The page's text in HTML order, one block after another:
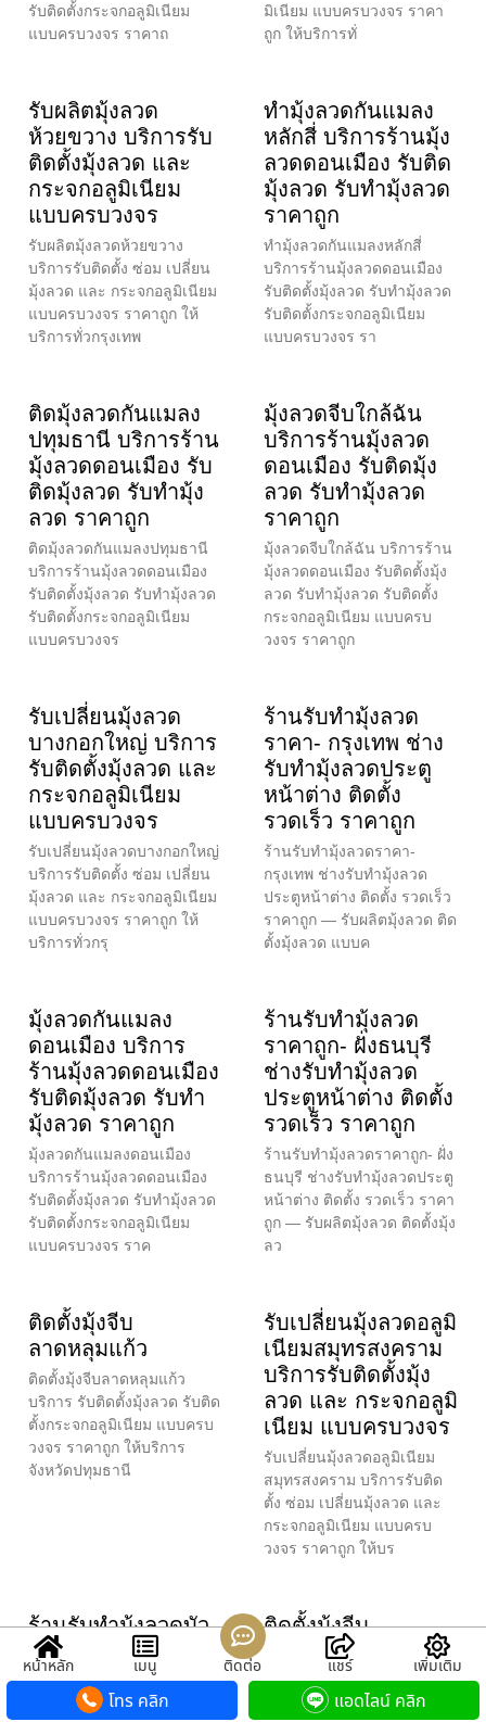
รับติดตั้งกระจกอลูมิเนียม
แบบครบวงจร ราคาถ
มิเนียม แบบครบวงจร ราคา
ถูก ให้บริการทั่
รับผลิตมุ้งลวด
ห้วยขวาง บริการรับ
ติดตั้งมุ้งลวด และ
กระจกอลูมิเนียม
แบบครบวงจร
รับผลิตมุ้งลวดห้วยขวาง
บริการรับติดตั้ง ซ่อม เปลี่ยน
มุ้งลวด และ กระจกอลูมิเนียม
แบบครบวงจร ราคาถูก ให้
บริการทั่วกรุงเทพ
ทำมุ้งลวดกันแมลง
หลักสี่ บริการร้านมุ้ง
ลวดดอนเมือง รับติด
มุ้งลวด รับทำมุ้งลวด
ราคาถูก
ทำมุ้งลวดกันแมลงหลักสี่
บริการร้านมุ้งลวดดอนเมือง
รับติดตั้งมุ้งลวด รับทำมุ้งลวด
รับติดตั้งกระจกอลูมิเนียม
แบบครบวงจร รา
ติดมุ้งลวดกันแมลง
ปทุมธานี บริการร้าน
มุ้งลวดดอนเมือง รับ
ติดมุ้งลวด รับทำมุ้ง
ลวด ราคาถูก
ติดมุ้งลวดกันแมลงปทุมธานี
บริการร้านมุ้งลวดดอนเมือง
รับติดตั้งมุ้งลวด รับทำมุ้งลวด
รับติดตั้งกระจกอลูมิเนียม
แบบครบวงจร
มุ้งลวดจีบใกล้ฉัน
บริการร้านมุ้งลวด
ดอนเมือง รับติดมุ้ง
ลวด รับทำมุ้งลวด
ราคาถูก
มุ้งลวดจีบใกล้ฉัน บริการร้าน
มุ้งลวดดอนเมือง รับติดตั้งมุ้ง
ลวด รับทำมุ้งลวด รับติดตั้ง
กระจกอลูมิเนียม แบบครบ
วงจร ราคาถูก
รับเปลี่ยนมุ้งลวด
บางกอกใหญ่ บริการ
รับติดตั้งมุ้งลวด และ
กระจกอลูมิเนียม
แบบครบวงจร
รับเปลี่ยนมุ้งลวดบางกอกใหญ่
บริการรับติดตั้ง ซ่อม เปลี่ยน
มุ้งลวด และ กระจกอลูมิเนียม
แบบครบวงจร ราคาถูก ให้
บริการทั่วกรุ
ร้านรับทำมุ้งลวด
ราคา- กรุงเทพ ช่าง
รับทำมุ้งลวดประตู
หน้าต่าง ติดตั้ง
รวดเร็ว ราคาถูก
ร้านรับทำมุ้งลวดราคา-
กรุงเทพ ช่างรับทำมุ้งลวด
ประตูหน้าต่าง ติดตั้ง รวดเร็ว
ราคาถูก — รับผลิตมุ้งลวด ติด
ตั้งมุ้งลวด แบบค
มุ้งลวดกันแมลง
ดอนเมือง บริการ
ร้านมุ้งลวดดอนเมือง
รับติดมุ้งลวด รับทำ
มุ้งลวด ราคาถูก
มุ้งลวดกันแมลงดอนเมือง
บริการร้านมุ้งลวดดอนเมือง
รับติดตั้งมุ้งลวด รับทำมุ้งลวด
รับติดตั้งกระจกอลูมิเนียม
แบบครบวงจร ราค
ร้านรับทำมุ้งลวด
ราคาถูก- ฝั่งธนบุรี
ช่างรับทำมุ้งลวด
ประตูหน้าต่าง ติดตั้ง
รวดเร็ว ราคาถูก
ร้านรับทำมุ้งลวดราคาถูก- ฝั่ง
ธนบุรี ช่างรับทำมุ้งลวดประตู
หน้าต่าง ติดตั้ง รวดเร็ว ราคา
ถูก — รับผลิตมุ้งลวด ติดตั้งมุ้ง
ลว
ติดตั้งมุ้งจีบ
ลาดหลุมแก้ว
ติดตั้งมุ้งจีบลาดหลุมแก้ว
บริการ รับติดตั้งมุ้งลวด รับติด
ตั้งกระจกอลูมิเนียม แบบครบ
วงจร ราคาถูก ให้บริการ
จังหวัดปทุมธานี
รับเปลี่ยนมุ้งลวดอลูมิ
เนียมสมุทรสงคราม
บริการรับติดตั้งมุ้ง
ลวด และ กระจกอลูมิ
เนียม แบบครบวงจร
รับเปลี่ยนมุ้งลวดอลูมิเนียม
สมุทรสงคราม บริการรับติด
ตั้ง ซ่อม เปลี่ยนมุ้งลวด และ
กระจกอลูมิเนียม แบบครบ
วงจร ราคาถูก ให้บร
ร้านรับทำมุ้งลวดบัว
ทอง4- กรุงเทพ ช่าง
รับทำมุ้งลวดประตู
หน้าต่าง ติดตั้ง
ติดตั้งมุ้งจีบ
สมุทรสาคร
ติดตั้งมุ้งจีบสมุทรสาคร
บริการ รับติดตั้งมุ้งลวด รับติด
หน้าหลัก เมนู ติดต่อ แชร์ เพิ่มเติม
โทร คลิก แอดไลน์ คลิก